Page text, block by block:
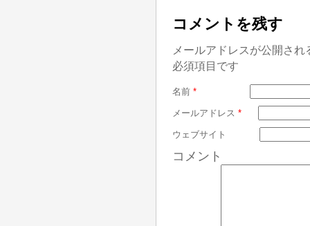
コメントを残す
メールアドレスが公開さ
必須項目です
名前 *
メールアドレス *
ウェブサイト
コメント